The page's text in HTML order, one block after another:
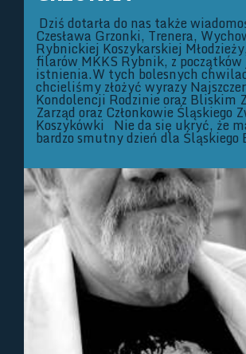
Dziś dotarła do nas także
Czesława Grzonki, Trenera,
Rybnickiej Koszykarskiej
filarów MKKS Rybnik, z początków
istnienia.W tych bolesnych
chcieliśmy złożyć wyrazy
Kondolencji Rodzinie oraz Bliskim
Zarząd oraz Członkowie Śląskiego
Koszykówki Nie da się ukryć, że
bardzo smutny dzień dla Śląskiego